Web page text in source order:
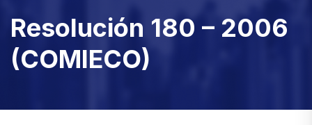
Resolución 180 – 2006
(COMIECO)